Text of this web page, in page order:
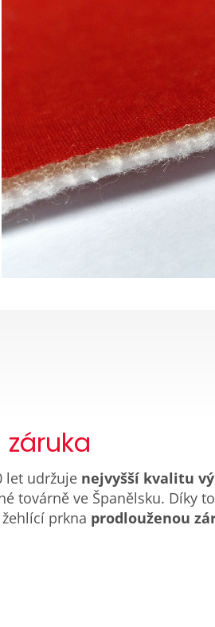
záruka
let udržuje nejvyšší kvalitu
továrně ve Španělsku. Díky
prkna prodlouženou